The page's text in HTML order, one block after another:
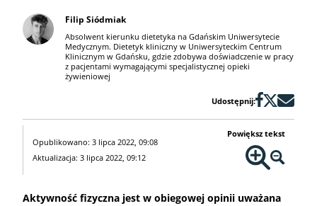
Filip Siódmiak
Absolwent kierunku dietetyka na Gdańskim Uniwersytecie
Medycznym. Dietetyk kliniczny w Uniwersyteckim Centrum
Klinicznym w Gdańsku, gdzie zdobywa doświadczenie w pracy
z pacjentami wymagającymi specjalistycznej opieki
żywieniowej
Udostępnij:
Opublikowano: 3 lipca 2022, 09:08
Aktualizacja: 3 lipca 2022, 09:12
Powiększ tekst
Aktywność fizyczna jest w obiegowej opinii uważana